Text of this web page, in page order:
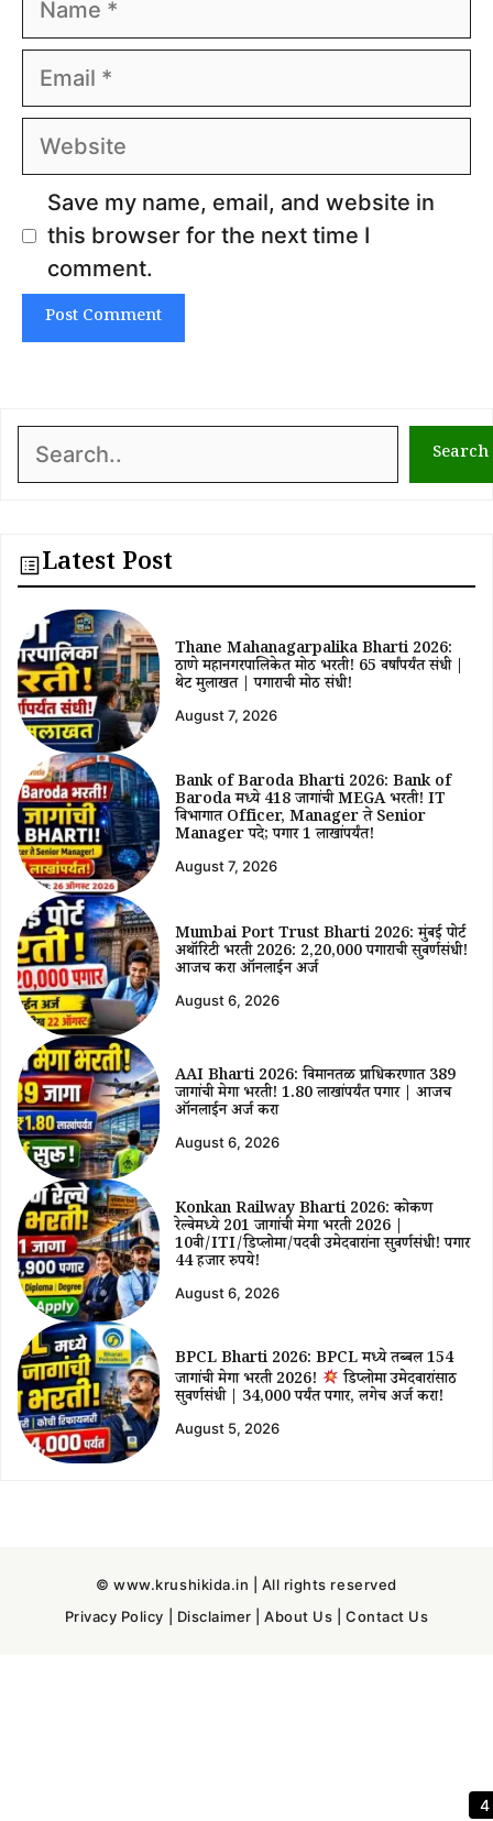
Email
Website
Save my name, email, and website in
this browser for the next time I
comment.
Search Search
Latest Post
Thane Mahanagarpalika Bharti 2026:
ठाणे महानगरपालिकेत मोठी भरती! 65 वर्षांपर्यंत संधी |
थेट मुलाखत | पगाराची मोठी संधी!
August 7, 2026
Bank of Baroda Bharti 2026: Bank of
Baroda मध्ये 418 जागांची MEGA भरती! IT
विभागात Officer, Manager ते Senior
Manager पदे; पगार ₹1 लाखांपर्यंत!
August 7, 2026
Mumbai Port Trust Bharti 2026: मुंबई पोर्ट
अथॉरिटी भरती 2026: ₹2,20,000 पगाराची सुवर्णसंधी!
आजच करा ऑनलाईन अर्ज
August 6, 2026
AAI Bharti 2026: विमानतळ प्राधिकरणात 389
जागांची मेगा भरती! ₹1.80 लाखांपर्यंत पगार | आजच
ऑनलाईन अर्ज करा
August 6, 2026
Konkan Railway Bharti 2026: कोकण
रेल्वेमध्ये 201 जागांची मेगा भरती 2026 |
10वी/ITI/डिप्लोमा/पदवी उमेदवारांना सुवर्णसंधी! पगार
44 हजार रुपये!
August 6, 2026
BPCL Bharti 2026: BPCL मध्ये तब्बल 154
जागांची मेगा भरती 2026!
डिप्लोमा उमेदवारांसाठी
सुवर्णसंधी | ₹34,000 पर्यंत पगार, लगेच अर्ज करा!
August 5, 2026
© www.krushikida.in | All rights reserved
Privacy Policy
Disclaimer |About Us |Contact Us
3